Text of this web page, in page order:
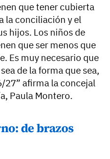
que tener cubierta
la conciliación y el
hijos. Los niños de
que ser menos que
Es muy necesario que
de la forma que sea,
27” afirma la concejal
Paula Montero.
de brazos